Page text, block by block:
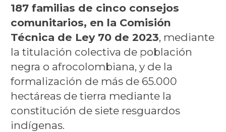
187 familias de cinco consejos
comunitarios, en la Comisión
Técnica de Ley 70 de 2023, mediante
la titulación colectiva de población
negra o afrocolombiana, y de la
formalización de más de 65.000
hectáreas de tierra mediante la
constitución de siete resguardos
indígenas.